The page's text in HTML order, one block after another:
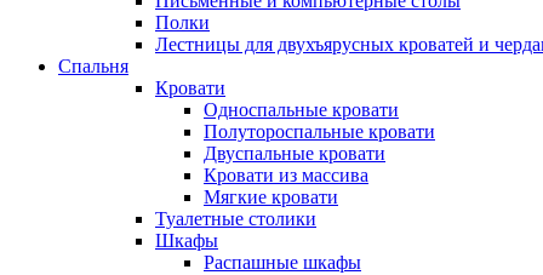
Полки
Лестницы для двухъярусных кроватей и
Спальня
Кровати
Односпальные кровати
Полутороспальные кровати
Двуспальные кровати
Кровати из массива
Мягкие кровати
Туалетные столики
Шкафы
Распашные шкафы